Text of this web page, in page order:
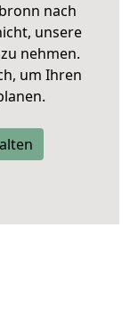
nach
unsere
nehmen.
um Ihren